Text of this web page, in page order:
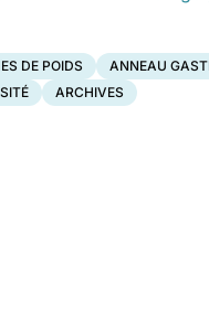
DE POIDS ANNEAU
ARCHIVES